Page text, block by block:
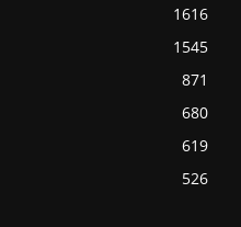
1616
1545
871
680
619
526